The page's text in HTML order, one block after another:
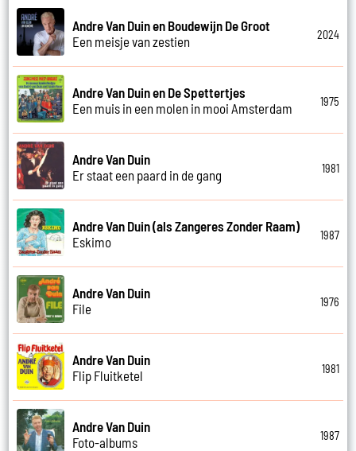
Andre Van Duin en Boudewijn De Groot
Een meisje van zestien
2024
Andre Van Duin en De Spettertjes
Een muis in een molen in mooi Amsterdam
1975
Andre Van Duin
Er staat een paard in de gang
1981
Andre Van Duin (als Zangeres Zonder Raam)
Eskimo
1987
Andre Van Duin
File
1976
Andre Van Duin
Flip Fluitketel
1981
Andre Van Duin
Foto-albums
1987